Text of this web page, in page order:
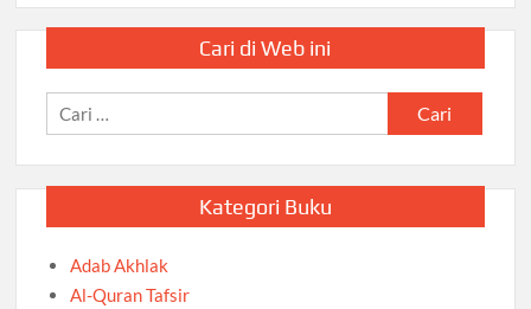
Cari di Web ini
Cari
untuk:
Kategori Buku
Adab Akhlak
Al-Quran Tafsir